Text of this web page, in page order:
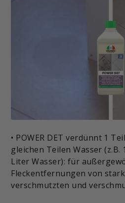
• POWER DET verdünnt 1
gleichen Teilen Wasser
Liter Wasser): für
Fleckentfernungen von
verschmutzten und